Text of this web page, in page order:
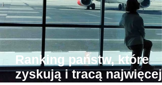
Ranking państw, które
zyskują i tracą najwięcej